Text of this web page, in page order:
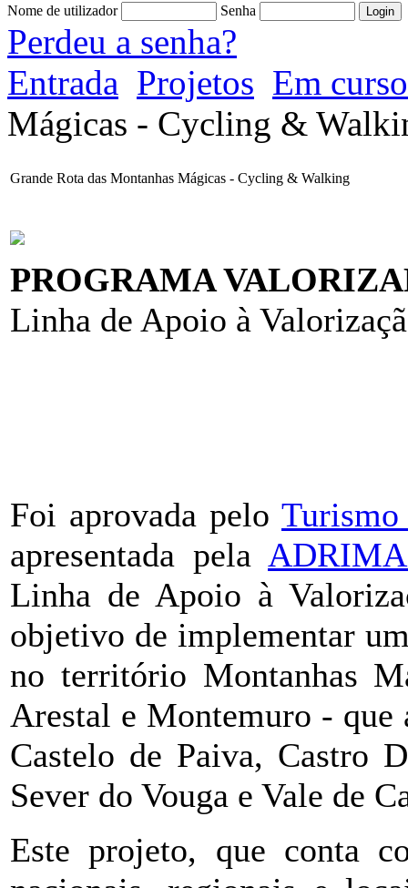
Nome de utilizador Senha
Perdeu a senha?
Entrada Projetos Em curso
Mágicas - Cycling &
Grande Rota das Montanhas Mágicas - Cycling & Walking
PROGRAMA
Linha de Apoio à
Foi aprovada pelo
apresentada pela
Linha de Apoio à
objetivo de implementar
no território Montanhas
Arestal e Montemuro - que
Castelo de Paiva, Castro
Sever do Vouga e Vale de
Este projeto, que conta